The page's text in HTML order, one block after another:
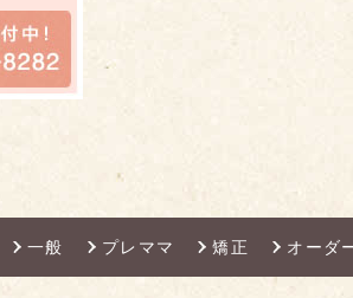
一般 プレママ 矯正 オーダ